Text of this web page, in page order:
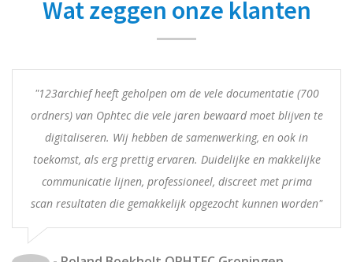
Wat zeggen onze klanten
"123archief heeft geholpen om de vele documentatie (700
ordners) van Ophtec die vele jaren bewaard moet blijven te
digitaliseren. Wij hebben de samenwerking, en ook in
toekomst, als erg prettig ervaren. Duidelijke en makkelijke
communicatie lijnen, professioneel, discreet met prima
scan resultaten die gemakkelijk opgezocht kunnen worden"